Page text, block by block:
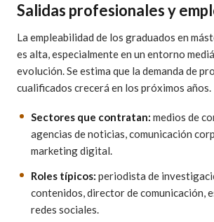
Salidas profesionales y
La empleabilidad de los graduados en
es alta, especialmente en un entorno
evolución. Se estima que la demanda de
cualificados crecerá en los próximos años.
Sectores que contratan: medios de
agencias de noticias, comunicación
marketing digital.
Roles típicos: periodista de
contenidos, director de comunicación,
redes sociales.